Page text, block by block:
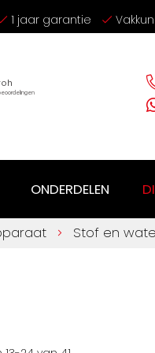
1 jaar garantie
ONDERDELEN
Stof en